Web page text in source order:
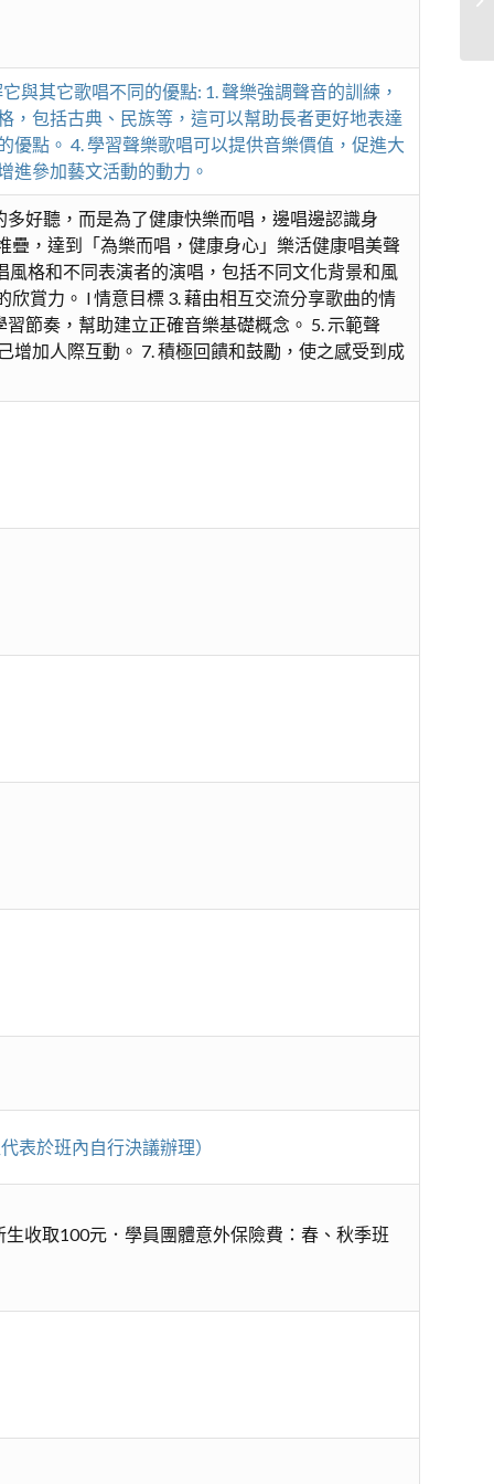
其它歌唱不同的優點: 1. 聲樂強調聲音的訓練，
，包括古典、民族等，這可以幫助長者更好地表達
點。 4. 學習聲樂歌唱可以提供音樂價值，促進大
進參加藝文活動的動力。
好聽，而是為了健康快樂而唱，邊唱邊認識身
，達到「為樂而唱，健康身心」樂活健康唱美聲
風格和不同表演者的演唱，包括不同文化背景和風
賞力。 l 情意目標 3. 藉由相互交流分享歌曲的情
節奏，幫助建立正確音樂基礎概念。 5. 示範聲
加人際互動。 7. 積極回饋和鼓勵，使之感受到成
表於班內自行決議辦理）
收取100元．學員團體意外保險費：春、秋季班